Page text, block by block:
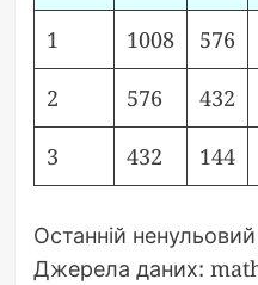
1 1008 576
2 576 432
3 432 144
Останній
Джерела даних: